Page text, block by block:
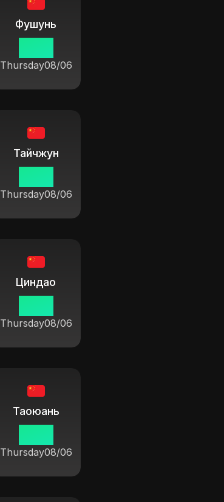
Фушунь
Thursday08/06
Тайчжун
Thursday08/06
Циндао
Thursday08/06
Таоюань
Thursday08/06